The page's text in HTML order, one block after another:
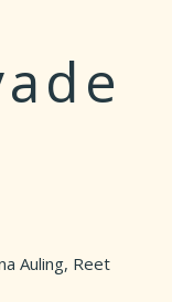
Auling, Reet